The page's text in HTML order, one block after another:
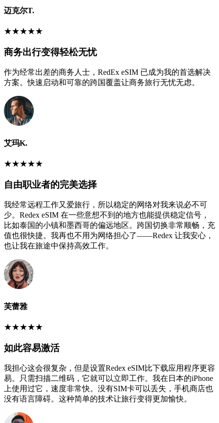
迈克尔T.
★★★★★
商务出行变得轻松无忧
作为经常出差的商务人士，RedEx eSIM 已成为我的首选解决
方案。快速启动和可靠的跨国覆盖让商务旅行无忧无虑。
艾玛K.
★★★★★
自由职业者的完美选择
我经常远程工作又爱旅行，所以稳定的网络对我来说必不可
少。Redex eSIM 在一些意想不到的地方也能提供稳定信号，
比如泰国的小镇和墨西哥的偏远地区。跨国切换非常顺畅，充
值也很快捷。我再也不用为网络担心了——Redex 让我安心，
也让我在旅途中保持高效工作。
芙蕾雅
★★★★★
如此容易激活
我担心这会很复杂，但是设置Redex eSIM比下载应用程序更容
易。只需扫描二维码，它就可以立即工作。我在日本的iPhone
上使用过它，速度非常快。没有SIM卡可以丢失，手机商店也
没有语言障碍。这种简单的技术让旅行变得更加愉快。